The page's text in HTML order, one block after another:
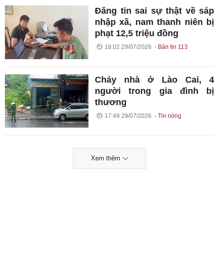
Đăng tin sai sự thật về sáp
nhập xã, nam thanh niên bị
phạt 12,5 triệu đồng
18:02 29/07/2026 Bản tin 113
Cháy nhà ở Lào Cai, 4
người trong gia đình bị
thương
17:49 29/07/2026 Tin nóng
Xem thêm